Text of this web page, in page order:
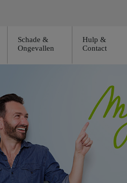
Schade &
Ongevallen
Hulp &
Contact